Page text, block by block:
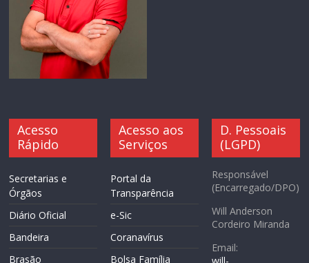
Acesso
Rápido
Secretarias e
Órgãos
Diário Oficial
Bandeira
Brasão
Acesso aos
Serviços
Portal da
Transparência
e-Sic
Coranavírus
Bolsa Família
D. Pessoais
(LGPD)
Responsável
(Encarregado/DPO)
Will Anderson
Cordeiro Miranda
Email: